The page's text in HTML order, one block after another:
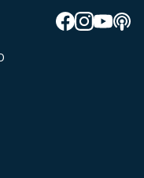
Retrouve